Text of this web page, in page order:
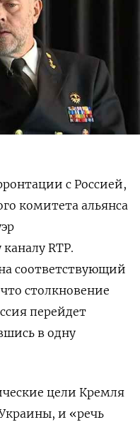
с Россией,
комитета альянса
RTP.
соответствующий
столкновение
перейдет
в одну
цели Кремля
и «речь